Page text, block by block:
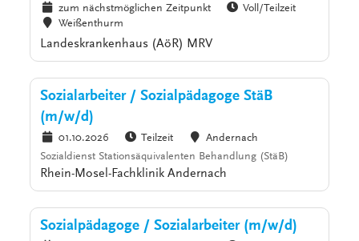
zum nächstmöglichen Zeitpunkt
Voll/Teilzeit
Weißenthurm
Landeskrankenhaus (AöR) MRV
Sozialarbeiter / Sozialpädagoge StäB
(m/w/d)
01.10.2026 Teilzeit
Andernach
Sozialdienst Stationsäquivalenten Behandlung (StäB)
Rhein-Mosel-Fachklinik Andernach
Sozialpädagoge / Sozialarbeiter (m/w/d)